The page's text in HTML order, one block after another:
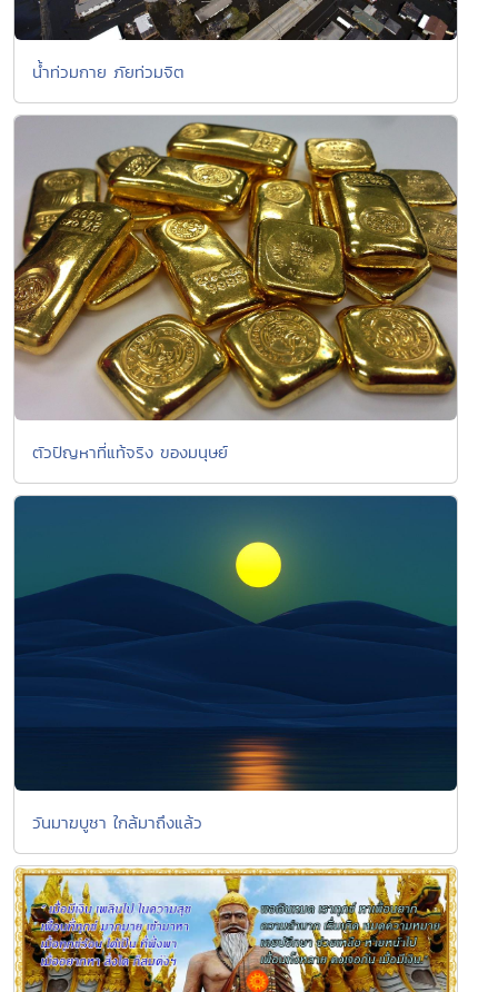
น้ำท่วมกาย ภัยท่วมจิต
ตัวปัญหาที่แท้จริง ของมนุษย์
วันมาฆบูชา ใกล้มาถึงแล้ว